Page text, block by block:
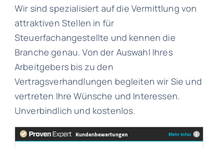
Wir sind spezialisiert auf die Vermittlung von
attraktiven Stellen in für
Steuerfachangestellte und kennen die
Branche genau. Von der Auswahl Ihres
Arbeitgebers bis zu den
Vertragsverhandlungen begleiten wir Sie und
vertreten Ihre Wünsche und Interessen.
Unverbindlich und kostenlos.